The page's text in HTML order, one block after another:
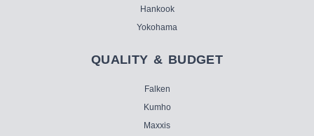
Hankook
Yokohama
QUALITY & BUDGET
Falken
Kumho
Maxxis